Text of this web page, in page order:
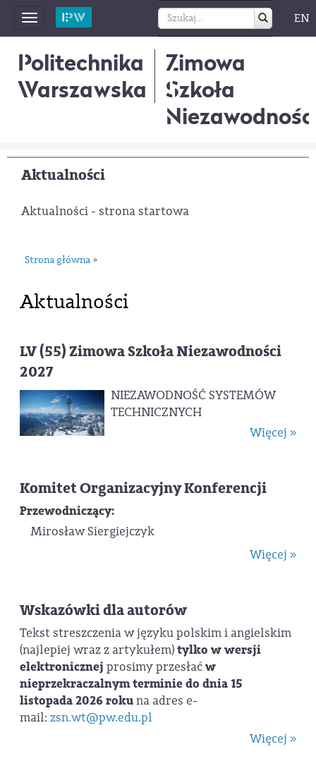
Toggle
navigation
EN
Politechnika
Warszawska
Zimowa
Szkoła
Aktualności
Aktualności - strona startowa
Strona główna »
Aktualności
LV (55) Zimowa Szkoła Niezawodności
2027
NIEZAWODNOŚĆ SYSTEMÓW
TECHNICZNYCH
Więcej »
Komitet Organizacyjny Konferencji
Przewodniczący:
Mirosław Siergiejczyk
Więcej »
Wskazówki dla autorów
Tekst streszczenia w języku polskim i angielskim
(najlepiej wraz z artykułem)tylko w wersji
elektronicznej prosimy przesłaćw
nieprzekraczalnym terminie do dnia 15
listopada 2026 rokuna adres e-
mail: zsn.wt@pw.edu.pl
Więcej »